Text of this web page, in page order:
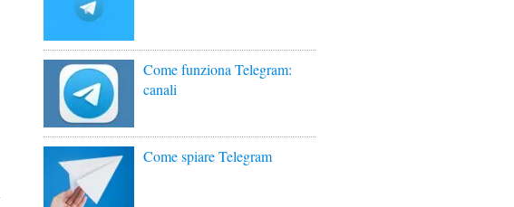
Come funziona Telegram:
canali
Come spiare Telegram